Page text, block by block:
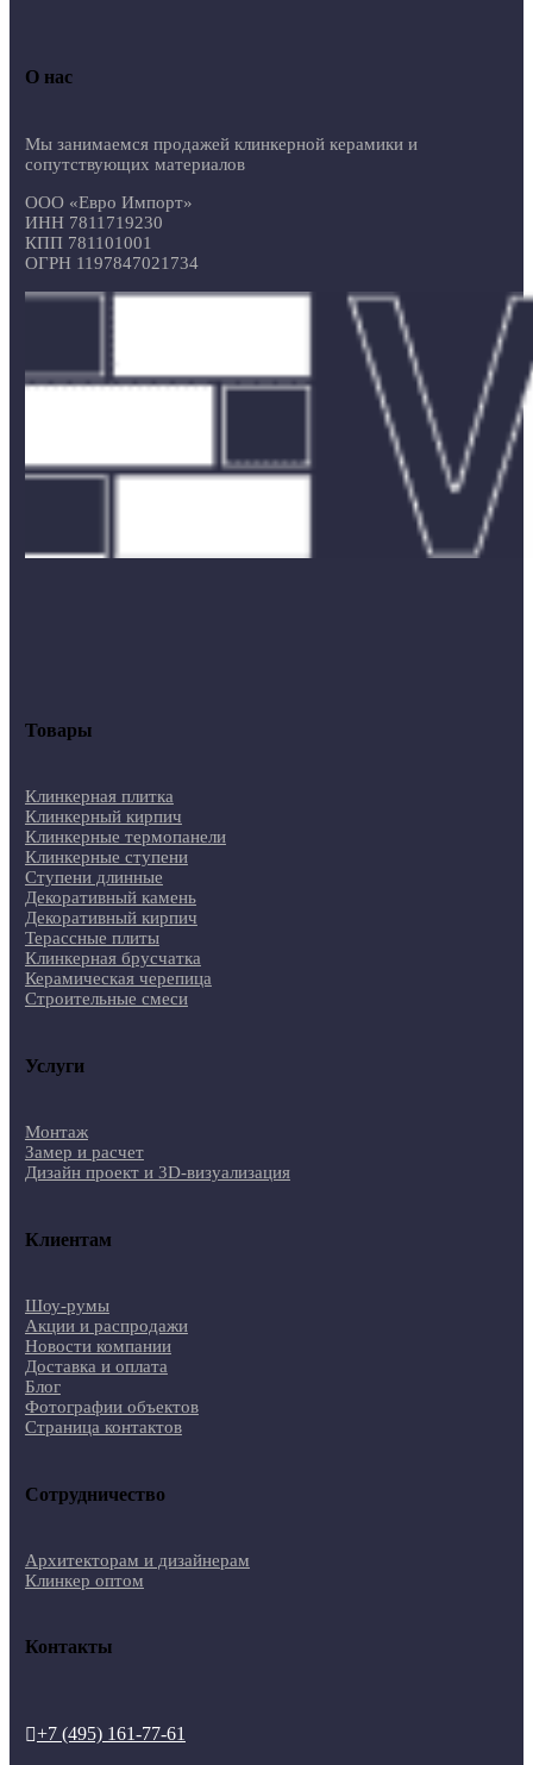
О нас
Мы занимаемся продажей клинкерной керамики и
сопутствующих материалов
ООО «Евро Импорт»
ИНН 7811719230
КПП 781101001
ОГРН 1197847021734
Товары
Клинкерная плитка
Клинкерный кирпич
Клинкерные термопанели
Клинкерные ступени
Ступени длинные
Декоративный камень
Декоративный кирпич
Терассные плиты
Клинкерная брусчатка
Керамическая черепица
Строительные смеси
Услуги
Монтаж
Замер и расчет
Дизайн проект и 3D-визуализация
Клиентам
Шоу-румы
Акции и распродажи
Новости компании
Доставка и оплата
Блог
Фотографии объектов
Страница контактов
Сотрудничество
Архитекторам и дизайнерам
Клинкер оптом
Контакты
+7 (495) 161-77-61